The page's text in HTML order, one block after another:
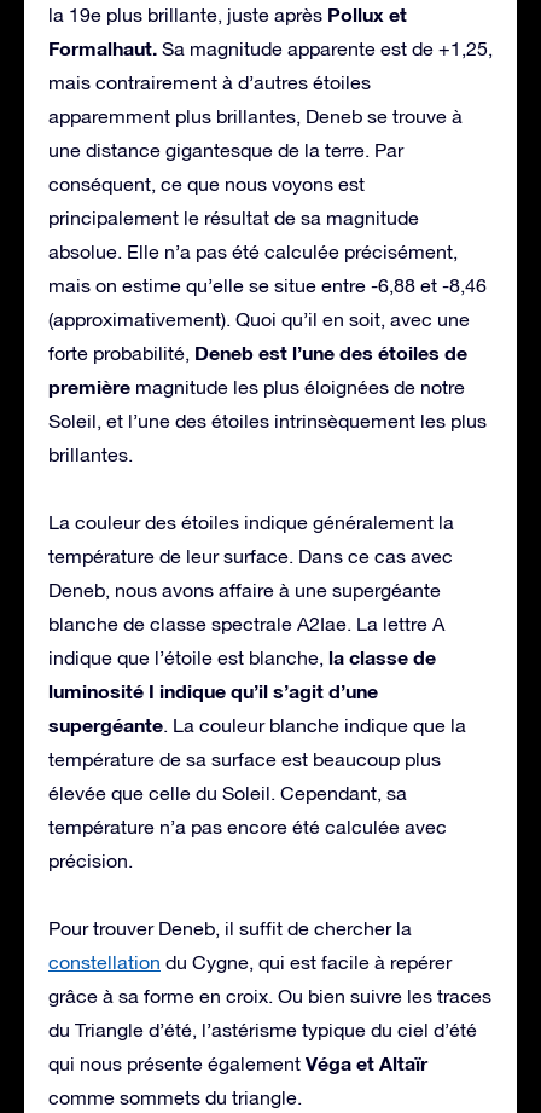
la 19e plus brillante, juste après Pollux et
Formalhaut. Sa magnitude apparente est de +1,25,
mais contrairement à d’autres étoiles
apparemment plus brillantes, Deneb se trouve à
une distance gigantesque de la terre. Par
conséquent, ce que nous voyons est
principalement le résultat de sa magnitude
absolue. Elle n’a pas été calculée précisément,
mais on estime qu’elle se situe entre -6,88 et -8,46
(approximativement). Quoi qu’il en soit, avec une
forte probabilité, Deneb est l’une des étoiles de
première magnitude les plus éloignées de notre
Soleil, et l’une des étoiles intrinsèquement les plus
brillantes.
La couleur des étoiles indique généralement la
température de leur surface. Dans ce cas avec
Deneb, nous avons affaire à une supergéante
blanche de classe spectrale A2Iae. La lettre A
indique que l’étoile est blanche, la classe de
luminosité I indique qu’il s’agit d’une
supergéante. La couleur blanche indique que la
température de sa surface est beaucoup plus
élevée que celle du Soleil. Cependant, sa
température n’a pas encore été calculée avec
précision.
Pour trouver Deneb, il suffit de chercher la
constellation du Cygne, qui est facile à repérer
grâce à sa forme en croix. Ou bien suivre les traces
du Triangle d’été, l’astérisme typique du ciel d’été
qui nous présente également Véga et Altaïr
comme sommets du triangle.